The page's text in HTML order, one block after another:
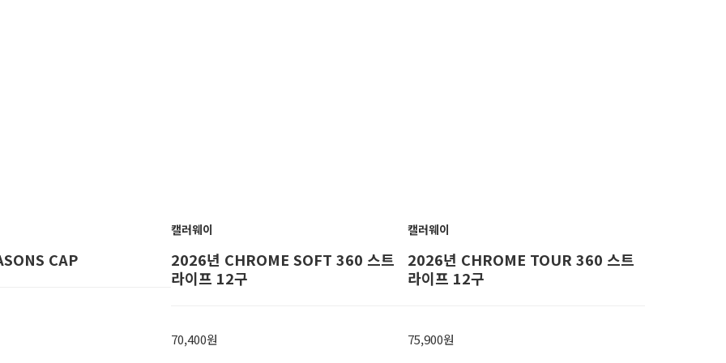
CAP
캘러웨이
2026년 CHROME SOFT 360 스트
라이프 12구
70,400원
캘러웨이
2026년 CHROME TOUR 360 스트
라이프 12구
75,900원